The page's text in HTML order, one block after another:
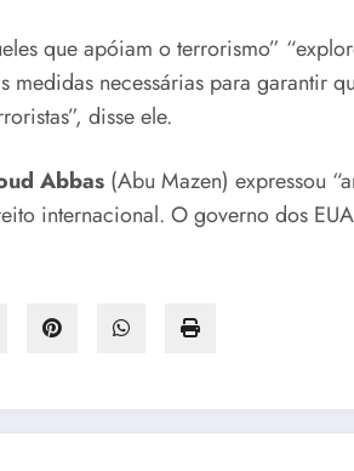
que apóiam o terrorismo”
medidas necessárias para garantir
disse ele.
Abbas (Abu Mazen) expressou
internacional. O governo dos